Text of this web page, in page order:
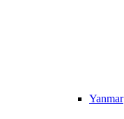
Yanmar